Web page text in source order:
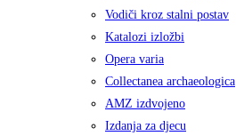
Vodiči kroz stalni postav
Katalozi izložbi
Opera varia
Collectanea archaeologica
AMZ izdvojeno
Izdanja za djecu